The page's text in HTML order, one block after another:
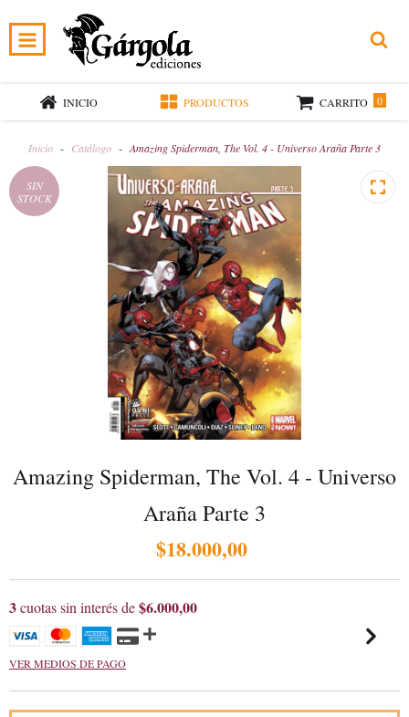
INICIO PRODUCTOS CARRITO 0
Inicio - Catálogo - Amazing Spiderman, The Vol. 4 - Universo Araña Parte 3
SIN
STOCK
Amazing Spiderman, The Vol. 4 - Universo
Araña Parte 3
$18.000,00
3cuotas sin interés de$6.000,00
VER MEDIOS DE PAGO